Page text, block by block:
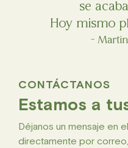
se
Hoy mismo
-
CONTÁCTANOS
Estamos a
Déjanos un mensaje en
directamente por